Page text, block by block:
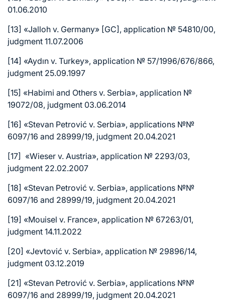
01.06.2010
[13] «Jalloh v. Germany» [GC], application № 54810/00,
judgment 11.07.2006
[14] «Aydın v. Turkey», application № 57/1996/676/866,
judgment 25.09.1997
[15] «Habimi and Others v. Serbia», application №
19072/08, judgment 03.06.2014
[16] «Stevan Petrović v. Serbia», applications №№
6097/16 and 28999/19, judgment 20.04.2021
[17] «Wieser v. Austria», application № 2293/03,
judgment 22.02.2007
[18] «Stevan Petrović v. Serbia», applications №№
6097/16 and 28999/19, judgment 20.04.2021
[19] «Mouisel v. France», application № 67263/01,
judgment 14.11.2022
[20] «Jevtović v. Serbia», application № 29896/14,
judgment 03.12.2019
[21] «Stevan Petrović v. Serbia», applications №№
6097/16 and 28999/19, judgment 20.04.2021